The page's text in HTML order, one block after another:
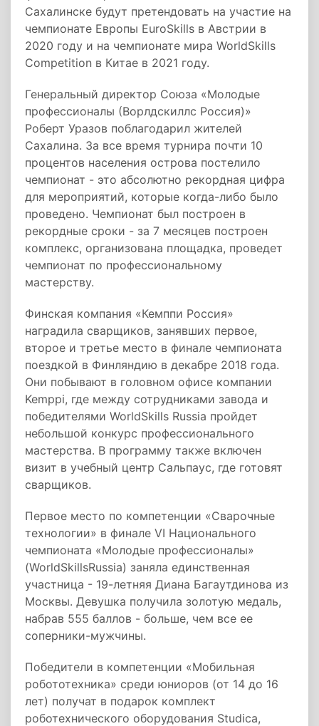
Сахалинске будут претендовать на участие на
чемпионате Европы EuroSkills в Австрии в
2020 году и на чемпионате мира WorldSkills
Competition в Китае в 2021 году.
Генеральный директор Союза «Молодые
профессионалы (Ворлдскиллс Россия)»
Роберт Уразов поблагодарил жителей
Сахалина. За все время турнира почти 10
процентов населения острова постелило
чемпионат - это абсолютно рекордная цифра
для мероприятий, которые когда-либо было
проведено. Чемпионат был построен в
рекордные сроки - за 7 месяцев построен
комплекс, организована площадка, проведет
чемпионат по профессиональному
мастерству.
Финская компания «Кемппи Россия»
наградила сварщиков, занявших первое,
второе и третье место в финале чемпионата
поездкой в Финляндию в декабре 2018 года.
Они побывают в головном офисе компании
Kemppi, где между сотрудниками завода и
победителями WorldSkills Russia пройдет
небольшой конкурс профессионального
мастерства. В программу также включен
визит в учебный центр Сальпаус, где готовят
сварщиков.
Первое место по компетенции «Сварочные
технологии» в финале VI Национального
чемпионата «Молодые профессионалы»
(WorldSkillsRussia) заняла единственная
участница - 19-летняя Диана Багаутдинова из
Москвы. Девушка получила золотую медаль,
набрав 555 баллов - больше, чем все ее
соперники-мужчины.
Победители в компетенции «Мобильная
робототехника» среди юниоров (от 14 до 16
лет) получат в подарок комплект
роботехнического оборудования Studica,